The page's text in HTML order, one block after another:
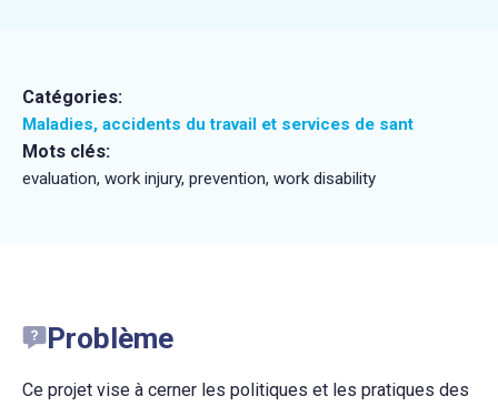
Catégories:
Maladies, accidents du travail et services de sant
Mots clés:
evaluation, work injury, prevention, work disability
Problème
Ce projet vise à cerner les politiques et les pratiques des